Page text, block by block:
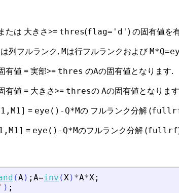
たは 大きさ>= thres(flag='d' ) の固有値を
は列フルランク, Mは行フルランクおよび
有値 = 実部>= thres のAの固有値となります.
有値 = 大きさ>= thresの Aの固有値となりま
= eye()-Q*Mの フルランク分解 (
= eye()-Q*Mのフルランク分解 (fullrf
(A) ; A=inv (X) *A*X;
' ) ;